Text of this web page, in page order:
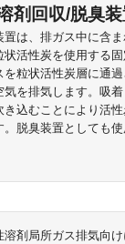
剤回収/脱臭
置は、排ガス中に含
状活性炭を使用する
を粒状活性炭層に通
気を排気します。吸
き込むことにより活
。脱臭装置としても
溶剤局所ガス排気向